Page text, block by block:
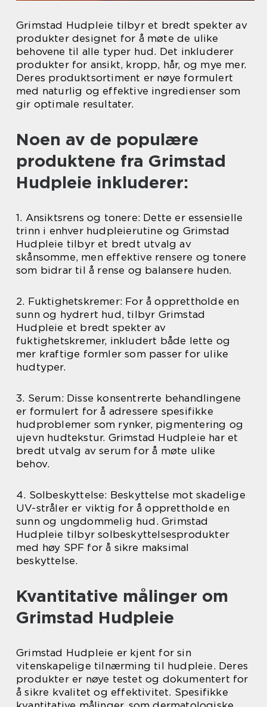
Grimstad Hudpleie tilbyr et bredt spekter av
produkter designet for å møte de ulike
behovene til alle typer hud. Det inkluderer
produkter for ansikt, kropp, hår, og mye mer.
Deres produktsortiment er nøye formulert
med naturlig og effektive ingredienser som
gir optimale resultater.
Noen av de populære
produktene fra Grimstad
Hudpleie inkluderer:
1. Ansiktsrens og tonere: Dette er essensielle
trinn i enhver hudpleierutine og Grimstad
Hudpleie tilbyr et bredt utvalg av
skånsomme, men effektive rensere og tonere
som bidrar til å rense og balansere huden.
2. Fuktighetskremer: For å opprettholde en
sunn og hydrert hud, tilbyr Grimstad
Hudpleie et bredt spekter av
fuktighetskremer, inkludert både lette og
mer kraftige formler som passer for ulike
hudtyper.
3. Serum: Disse konsentrerte behandlingene
er formulert for å adressere spesifikke
hudproblemer som rynker, pigmentering og
ujevn hudtekstur. Grimstad Hudpleie har et
bredt utvalg av serum for å møte ulike
behov.
4. Solbeskyttelse: Beskyttelse mot skadelige
UV-stråler er viktig for å opprettholde en
sunn og ungdommelig hud. Grimstad
Hudpleie tilbyr solbeskyttelsesprodukter
med høy SPF for å sikre maksimal
beskyttelse.
Kvantitative målinger om
Grimstad Hudpleie
Grimstad Hudpleie er kjent for sin
vitenskapelige tilnærming til hudpleie. Deres
produkter er nøye testet og dokumentert for
å sikre kvalitet og effektivitet. Spesifikke